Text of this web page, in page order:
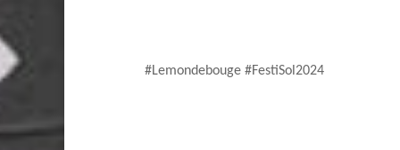
#Lemondebouge #FestiSol2024